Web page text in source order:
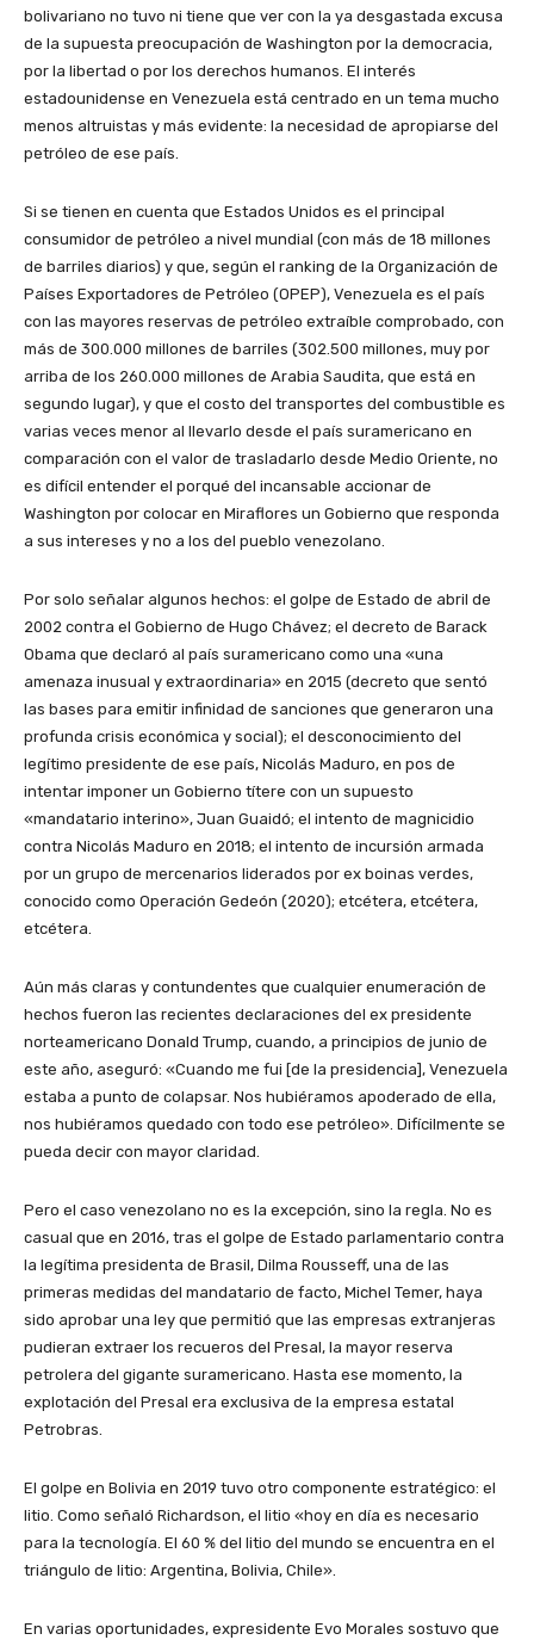
bolivariano no tuvo ni tiene que ver con la ya desgastada excusa
de la supuesta preocupación de Washington por la democracia,
por la libertad o por los derechos humanos. El interés
estadounidense en Venezuela está centrado en un tema mucho
menos altruistas y más evidente: la necesidad de apropiarse del
petróleo de ese país.
Si se tienen en cuenta que Estados Unidos es el principal
consumidor de petróleo a nivel mundial (con más de 18 millones
de barriles diarios) y que, según el ranking de la Organización de
Países Exportadores de Petróleo (OPEP), Venezuela es el país
con las mayores reservas de petróleo extraíble comprobado, con
más de 300.000 millones de barriles (302.500 millones, muy por
arriba de los 260.000 millones de Arabia Saudita, que está en
segundo lugar), y que el costo del transportes del combustible es
varias veces menor al llevarlo desde el país suramericano en
comparación con el valor de trasladarlo desde Medio Oriente, no
es difícil entender el porqué del incansable accionar de
Washington por colocar en Miraflores un Gobierno que responda
a sus intereses y no a los del pueblo venezolano.
Por solo señalar algunos hechos: el golpe de Estado de abril de
2002 contra el Gobierno de Hugo Chávez; el decreto de Barack
Obama que declaró al país suramericano como una «una
amenaza inusual y extraordinaria» en 2015 (decreto que sentó
las bases para emitir infinidad de sanciones que generaron una
profunda crisis económica y social); el desconocimiento del
legítimo presidente de ese país, Nicolás Maduro, en pos de
intentar imponer un Gobierno títere con un supuesto
«mandatario interino», Juan Guaidó; el intento de magnicidio
contra Nicolás Maduro en 2018; el intento de incursión armada
por un grupo de mercenarios liderados por ex boinas verdes,
conocido como Operación Gedeón (2020); etcétera, etcétera,
etcétera.
Aún más claras y contundentes que cualquier enumeración de
hechos fueron las recientes declaraciones del ex presidente
norteamericano Donald Trump, cuando, a principios de junio de
este año, aseguró: «Cuando me fui [de la presidencia], Venezuela
estaba a punto de colapsar. Nos hubiéramos apoderado de ella,
nos hubiéramos quedado con todo ese petróleo». Difícilmente se
pueda decir con mayor claridad.
Pero el caso venezolano no es la excepción, sino la regla. No es
casual que en 2016, tras el golpe de Estado parlamentario contra
la legítima presidenta de Brasil, Dilma Rousseff, una de las
primeras medidas del mandatario de facto, Michel Temer, haya
sido aprobar una ley que permitió que las empresas extranjeras
pudieran extraer los recueros del Presal, la mayor reserva
petrolera del gigante suramericano. Hasta ese momento, la
explotación del Presal era exclusiva de la empresa estatal
Petrobras.
El golpe en Bolivia en 2019 tuvo otro componente estratégico: el
litio. Como señaló Richardson, el litio «hoy en día es necesario
para la tecnología. El 60 % del litio del mundo se encuentra en el
triángulo de litio: Argentina, Bolivia, Chile».
En varias oportunidades, expresidente Evo Morales sostuvo que